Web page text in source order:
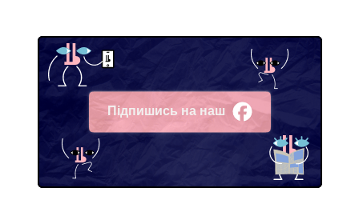
Підпишись на наш
Facebook